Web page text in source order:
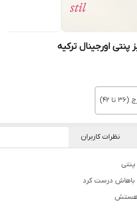
پنتی اورجینال ترکیه
تا ۴۲)
نظرات کاربران
پنتی
باهاش درست کرد
هستش